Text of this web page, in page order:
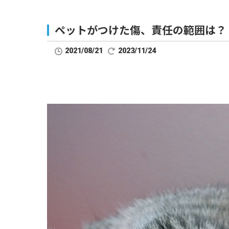
ペットがつけた傷、責任の範囲は？
2021/08/21 2023/11/24